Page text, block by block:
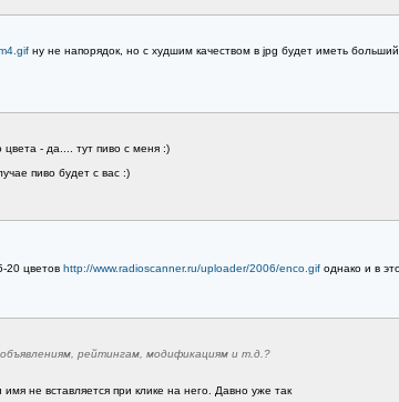
ну не напорядок, но с худшим качеством в jpg будет иметь
- да.... тут пиво с меня :)
пиво будет с вас :)
20 цветов http://www.radioscanner.ru/uploader/2006/enco.gifоднако и в
рейтингам, модификациям и т.д.?
не вставляется при клике на него. Давно уже так